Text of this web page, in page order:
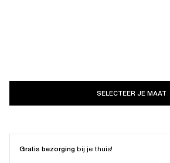
SELECTEER JE MAAT
Gratis bezorgingbij je thuis!